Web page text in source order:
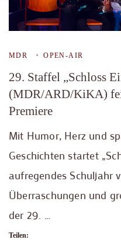
MDR OPEN-AIR
29. Staffel „Schloss
(MDR/ARD/KiKA)
Premiere
Mit Humor, Herz und
Geschichten startet
aufregendes Schuljahr
Überraschungen und
der 29. …
Teilen: